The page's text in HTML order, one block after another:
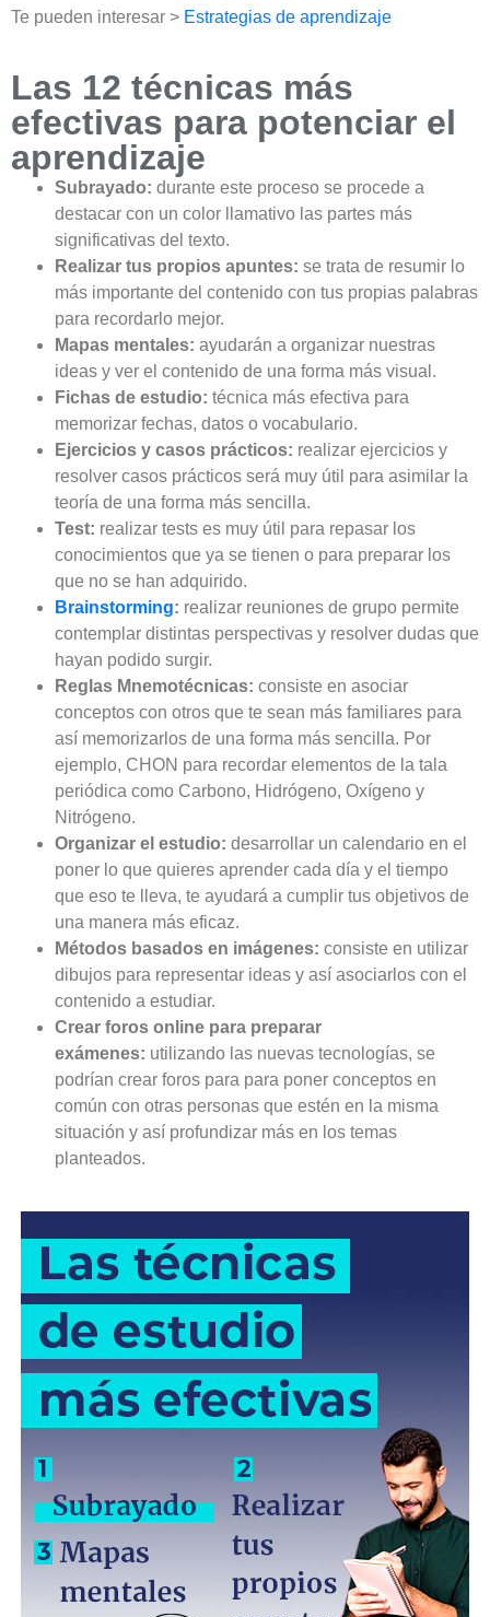
Te pueden interesar > Estrategias de aprendizaje
Las 12 técnicas más
efectivas para potenciar el
aprendizaje​
Subrayado: durante este proceso se procede a
destacar con un color llamativo las partes más
significativas del texto.
Realizar tus propios apuntes: se trata de resumir lo
más importante del contenido con tus propias palabras
para recordarlo mejor.
Mapas mentales: ayudarán a organizar nuestras
ideas y ver el contenido de una forma más visual.
Fichas de estudio: técnica más efectiva para
memorizar fechas, datos o vocabulario.
Ejercicios y casos prácticos: realizar ejercicios y
resolver casos prácticos será muy útil para asimilar la
teoría de una forma más sencilla.
Test: realizar tests es muy útil para repasar los
conocimientos que ya se tienen o para preparar los
que no se han adquirido.
Brainstorming: realizar reuniones de grupo permite
contemplar distintas perspectivas y resolver dudas que
hayan podido surgir.
Reglas Mnemotécnicas: consiste en asociar
conceptos con otros que te sean más familiares para
así memorizarlos de una forma más sencilla. Por
ejemplo, CHON para recordar elementos de la tala
periódica como Carbono, Hidrógeno, Oxígeno y
Nitrógeno.
Organizar el estudio: desarrollar un calendario en el
poner lo que quieres aprender cada día y el tiempo
que eso te lleva, te ayudará a cumplir tus objetivos de
una manera más eficaz.
Métodos basados en imágenes: consiste en utilizar
dibujos para representar ideas y así asociarlos con el
contenido a estudiar.
Crear foros online para preparar
exámenes: utilizando las nuevas tecnologías, se
podrían crear foros para para poner conceptos en
común con otras personas que estén en la misma
situación y así profundizar más en los temas
planteados.